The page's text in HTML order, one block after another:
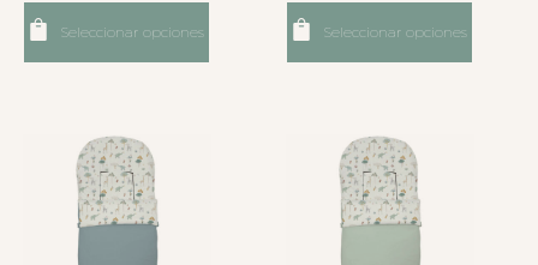
Seleccionar opciones Seleccionar opciones